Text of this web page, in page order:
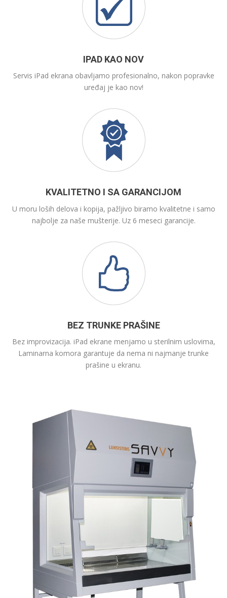
IPAD KAO NOV
Servis iPad ekrana obavljamo profesionalno, nakon popravke
uređaj je kao nov!
KVALITETNO I SA GARANCIJOM
U moru loših delova i kopija, pažljivo biramo kvalitetne i samo
najbolje za naše mušterije. Uz 6 meseci garancije.
BEZ TRUNKE PRAŠINE
Bez improvizacija. iPad ekrane menjamo u sterilnim uslovima,
Laminarna komora garantuje da nema ni najmanje trunke
prašine u ekranu.